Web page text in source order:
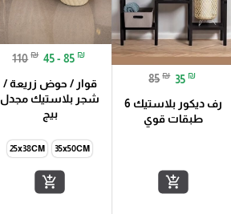
85 ₪ 35 ₪
رف ديكور بلاستيك 6
طبقات قوي
add_shopping_cart
110 ₪ 45 - 85 ₪
قوار / حوض زريعة /
شجر بلاستيك مجدل
بيج
35x50CM
25x38CM
add_shopping_cart